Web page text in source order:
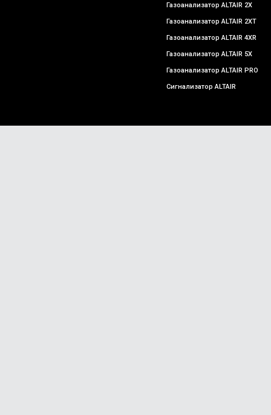
Газоанализатор ALTAIR 2X
Газоанализатор ALTAIR 2XT
Газоанализатор ALTAIR 4XR
Газоанализатор ALTAIR 5X
Газоанализатор ALTAIR PRO
Сигнализатор ALTAIR